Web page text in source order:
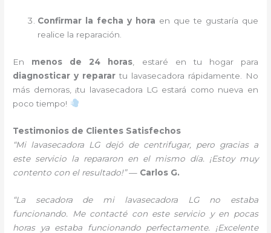
Confirmar la fecha y hora en que te gustaría que
realice la reparación.
En menos de 24 horas , estaré en tu hogar para
diagnosticar y reparar tu lavasecadora rápidamente. No
más demoras, ¡tu lavasecadora LG estará como nueva en
poco tiempo!
Testimonios de Clientes Satisfechos
“Mi lavasecadora LG dejó de centrifugar, pero gracias a
este servicio la repararon en el mismo día. ¡Estoy muy
contento con el resultado!”— Carlos G.
“La secadora de mi lavasecadora LG no estaba
funcionando. Me contacté con este servicio y en pocas
horas ya estaba funcionando perfectamente. ¡Excelente